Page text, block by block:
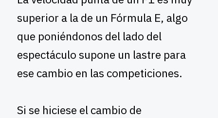
superior a la de un Fórmula E, algo
que poniéndonos del lado del
espectáculo supone un lastre para
ese cambio en las competiciones.
Si se hiciese el cambio de